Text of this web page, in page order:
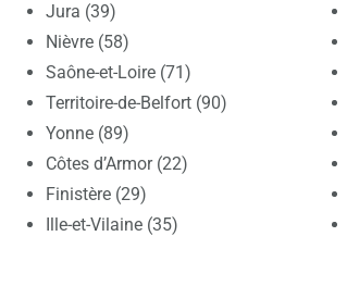
Jura (39)
Nièvre (58)
Saône-et-Loire (71)
Territoire-de-Belfort (90)
Yonne (89)
Côtes d’Armor (22)
Finistère (29)
Ille-et-Vilaine (35)